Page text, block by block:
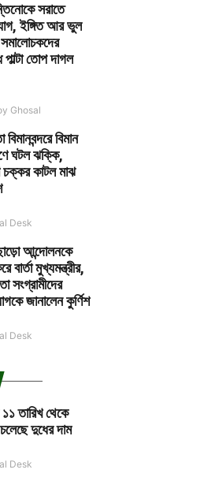
সরাতে
ইঙ্গিত আর ভুল
পাল্টা তোপ দাগল
Ghosal
বিমান
ঘটল ঝক্কি,
চক্কর কাটল মাঝ
Desk
আন্দোলনকে
বার্তা মুখ্যমন্ত্রীর,
সংগ্রামীদের
জানালেন কুর্ণিশ
Desk
তারিখ থেকে
দুধের দাম
Desk